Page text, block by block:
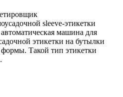
sleeve-этикетки
машина для
этикетки на бутылки
Такой тип этикетки